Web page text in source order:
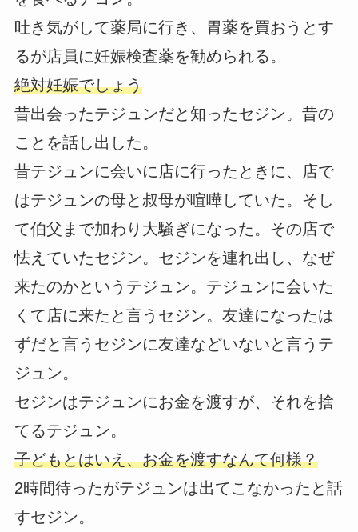
吐き気がして薬局に行き、胃薬を買おうとす
るが店員に妊娠検査薬を勧められる。
絶対妊娠でしょう
昔出会ったテジュンだと知ったセジン。昔の
ことを話し出した。
昔テジュンに会いに店に行ったときに、店で
はテジュンの母と叔母が喧嘩していた。そし
て伯父まで加わり大騒ぎになった。その店で
怯えていたセジン。セジンを連れ出し、なぜ
来たのかというテジュン。テジュンに会いた
くて店に来たと言うセジン。友達になったは
ずだと言うセジンに友達などいないと言うテ
ジュン。
セジンはテジュンにお金を渡すが、それを捨
てるテジュン。
子どもとはいえ、お金を渡すなんて何様？
2時間待ったがテジュンは出てこなかったと話
すセジン。